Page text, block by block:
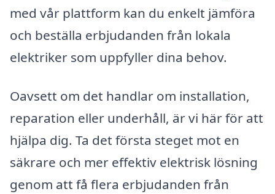
med vår plattform kan du enkelt jämföra
och beställa erbjudanden från lokala
elektriker som uppfyller dina behov.
Oavsett om det handlar om installation,
reparation eller underhåll, är vi här för att
hjälpa dig. Ta det första steget mot en
säkrare och mer effektiv elektrisk lösning
genom att få flera erbjudanden från